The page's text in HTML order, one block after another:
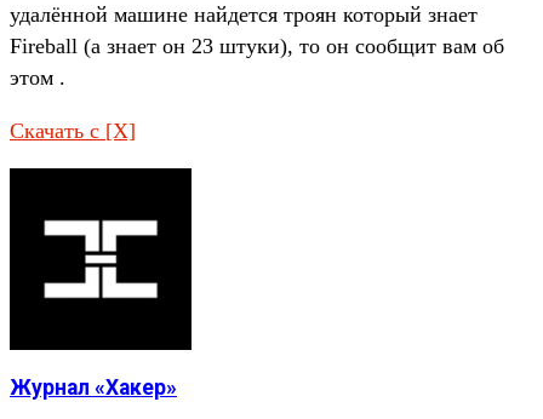
удалённой машине найдется троян который знает
Fireball (а знает он 23 штуки), то он сообщит вам об
этом .
Скачать с [X]
Журнал «Хакер»